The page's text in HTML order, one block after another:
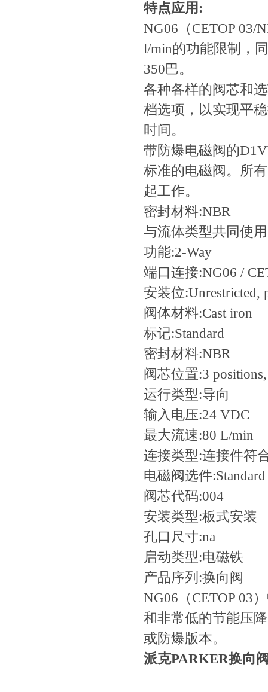
特点应用:
NG06（CETOP 03/
l/min的功能限制，
350巴。
各种各样的阀芯和选
档选项，以实现平
时间。
带防爆电磁阀的
标准的电磁阀。所
起工作。
密封材料:NBR
与流体类型共同使
功能:2-Way
端口连接:NG06 /
安装位:Unrestricted,
阀体材料:Cast iron
标记:Standard
密封材料:NBR
阀芯位置:3
运行类型:导向
输入电压:24 VDC
最大流速:80 L/min
连接类型:连接件符
电磁阀选件:Standard
阀芯代码:004
安装类型:板式安装
孔口尺寸:na
启动类型:电磁铁
产品序列:换向阀
NG06（CETOP 03
和非常低的节能压
或防爆版本。
派克PARKER换向